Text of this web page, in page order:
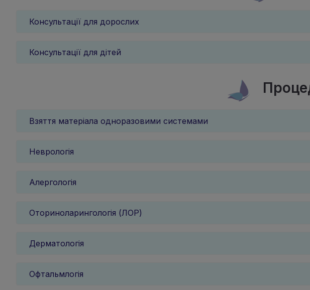
Консультації для дорослих
Консультації для дітей
Взяття матеріала одноразовими системами
Неврологія
Алергологія
Оториноларингологія (ЛОР)
Дерматологія
Офтальмлогія